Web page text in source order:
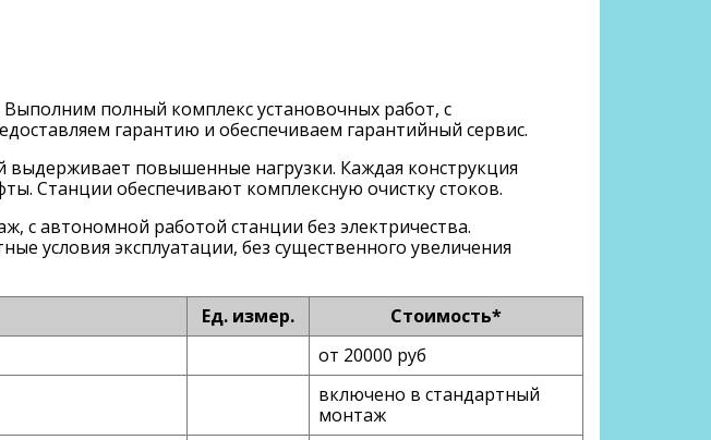
полный комплекс установочных работ, с
гарантию и обеспечиваем гарантийный сервис.
повышенные нагрузки. Каждая конструкция
Станции обеспечивают комплексную очистку стоков.
с автономной работой станции без электричества.
условия эксплуатации, без существенного увеличения
Ед. измер.
Стоимость*
от 20000 руб
включено в стандартный
монтаж